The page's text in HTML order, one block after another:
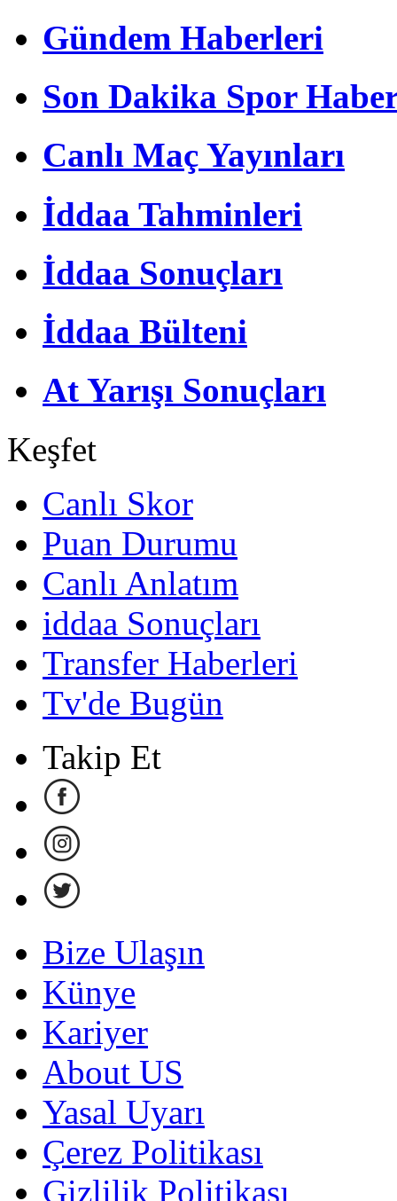
Gündem Haberleri
Son Dakika Spor
Canlı Maç Yayınları
İddaa Tahminleri
İddaa Sonuçları
İddaa Bülteni
At Yarışı Sonuçları
Keşfet
Canlı Skor
Puan Durumu
Canlı Anlatım
iddaa Sonuçları
Transfer Haberleri
Tv'de Bugün
Takip Et
Bize Ulaşın
Künye
Kariyer
About US
Yasal Uyarı
Çerez Politikası
Gizlilik Politikası